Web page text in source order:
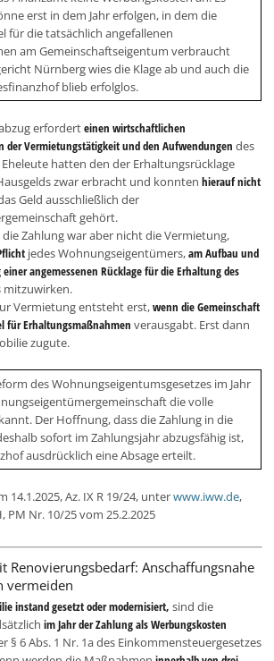
erst in dem Jahr erfolgen, in dem die
für die tatsächlich angefallenen
am Gemeinschaftseigentum verbraucht
Nürnberg wies die Klage ab und auch die
blieb erfolglos.
erforderteinen wirtschaftlichen
der Vermietungstätigkeit und den Aufwendungen des
hatten den der Erhaltungsrücklage
zwar erbracht und konntenhierauf nicht
Geld ausschließlich der
gehört.
Zahlung war aber nicht die Vermietung,
jedes Wohnungseigentümers,am Aufbau und
angemessenen Rücklage für die Erhaltung des
mitzuwirken.
Vermietung entsteht erst,wenn die Gemeinschaft
für Erhaltungsmaßnahmen verausgabt. Erst dann
zugute.
des Wohnungseigentumsgesetzes im Jahr
die volle
Der Hoffnung, dass die Zahlung in die
sofort im Zahlungsjahr abzugsfähig ist,
ausdrücklich eine Absage erteilt.
14.1.2025, Az. IX R 19/24, unterwww.iww.de,
PM Nr. 10/25 vom 25.2.2025
Renovierungsbedarf: Anschaffungsnahe
vermeiden
instand gesetzt oder modernisiert, sind die
im Jahr der Zahlung als Werbungskosten
§ 6 Abs. 1 Nr. 1a des Einkommensteuergesetzes